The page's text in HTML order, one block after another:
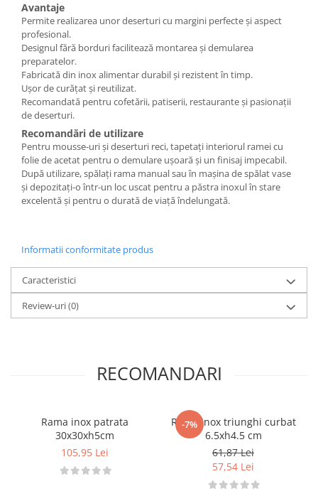
Avantaje
Permite realizarea unor deserturi cu margini perfecte și aspect
profesional.
Designul fără borduri facilitează montarea și demularea
preparatelor.
Fabricată din inox alimentar durabil și rezistent în timp.
Ușor de curățat și reutilizat.
Recomandată pentru cofetării, patiserii, restaurante și pasionații
de deserturi.
Recomandări de utilizare
Pentru mousse-uri și deserturi reci, tapetați interiorul ramei cu
folie de acetat pentru o demulare ușoară și un finisaj impecabil.
După utilizare, spălați rama manual sau în mașina de spălat vase
și depozitați-o într-un loc uscat pentru a păstra inoxul în stare
excelentă și pentru o durată de viață îndelungată.
Informatii conformitate produs
Caracteristici
Review-uri(0)
RECOMANDARI
Rama inox patrata
30x30xh5cm
105,95 Lei
-7%
Rama inox triunghi curbat
6.5xh4.5 cm
61,87 Lei
57,54 Lei